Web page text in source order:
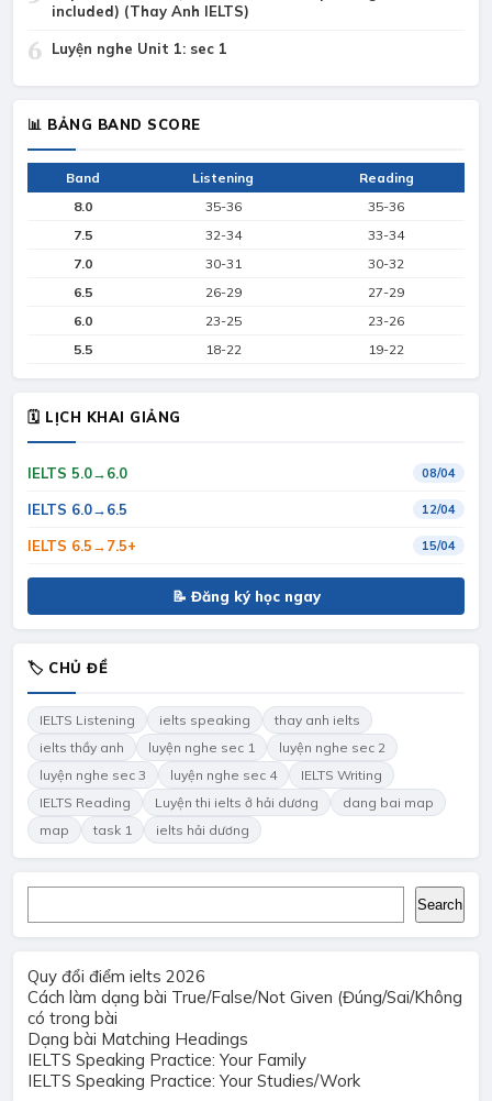
included) (Thay Anh IELTS)
6 Luyện nghe Unit 1: sec 1
📊 BẢNG BAND SCORE
Band Listening
Reading
8.0
35-36
35-36
7.5
32-34
33-34
7.0
30-31
30-32
6.5
26-29
27-29
6.0
23-25
23-26
5.5
18-22 19-22
🗓 LỊCH KHAI GIẢNG
IELTS 5.0→6.0 08/04
IELTS 6.0→6.5 12/04
IELTS 6.5→7.5+ 15/04
📝 Đăng ký học ngay
🏷 CHỦ ĐỀ
IELTS Listening ielts speaking
thay anh ielts
ielts thầy anh
luyện nghe sec 1
luyện nghe sec 2
luyện nghe sec 3
luyện nghe sec 4
IELTS Writing
IELTS Reading
Luyện thi ielts ở hải dương
dang bai map
map
task 1 ielts hải dương
Search
Quy đổi điểm ielts 2026
Cách làm dạng bài True/False/Not Given (Đúng/Sai/Không
có trong bài
Dạng bài Matching Headings
IELTS Speaking Practice: Your Family
IELTS Speaking Practice: Your Studies/Work